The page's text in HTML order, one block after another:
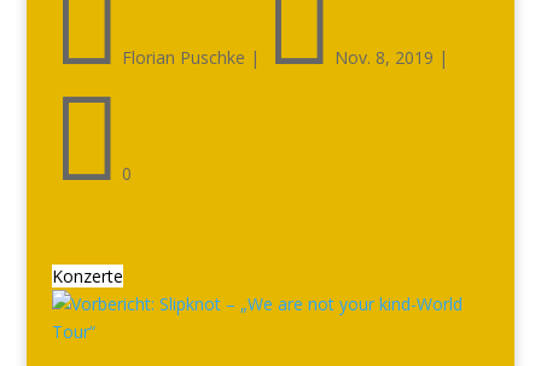
Florian Puschke | Nov. 8, 2019 |
 0
Konzerte